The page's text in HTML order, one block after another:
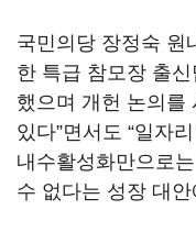
국민의당 장정숙 원
한 특급 참모장 출
했으며 개헌 논의를
있다”면서도 “일자
내수활성화만으로
수 없다는 성장 대